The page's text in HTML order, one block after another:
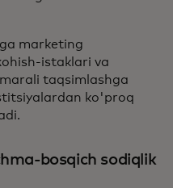
marketing
istaklari va
taqsimlashga
ko'proq
bosqich sodiqlik